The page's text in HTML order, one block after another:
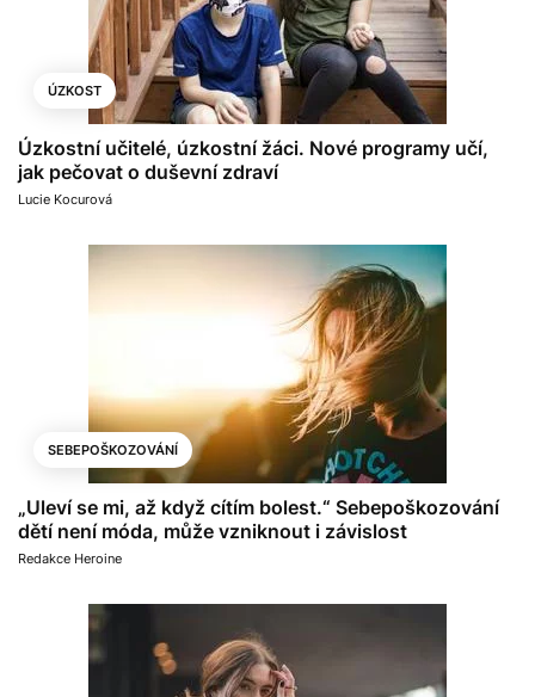
ÚZKOST
Úzkostní učitelé, úzkostní žáci. Nové programy učí,
jak pečovat o duševní zdraví
Lucie Kocurová
SEBEPOŠKOZOVÁNÍ
„Uleví se mi, až když cítím bolest.“ Sebepoškozování
dětí není móda, může vzniknout i závislost
Redakce Heroine